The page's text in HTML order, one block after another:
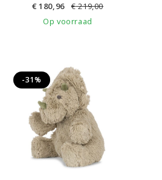
€ 180,96 €219,00
Op voorraad
-31%